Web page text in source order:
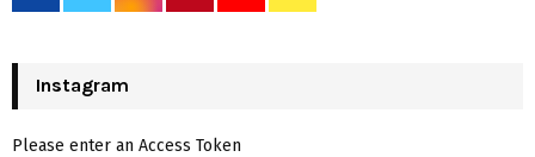
Instagram
Please enter an Access Token